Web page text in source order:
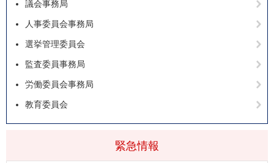
緊急情報
議会事務局
人事委員会事務局
選挙管理委員会
監査委員事務局
労働委員会事務局
教育委員会